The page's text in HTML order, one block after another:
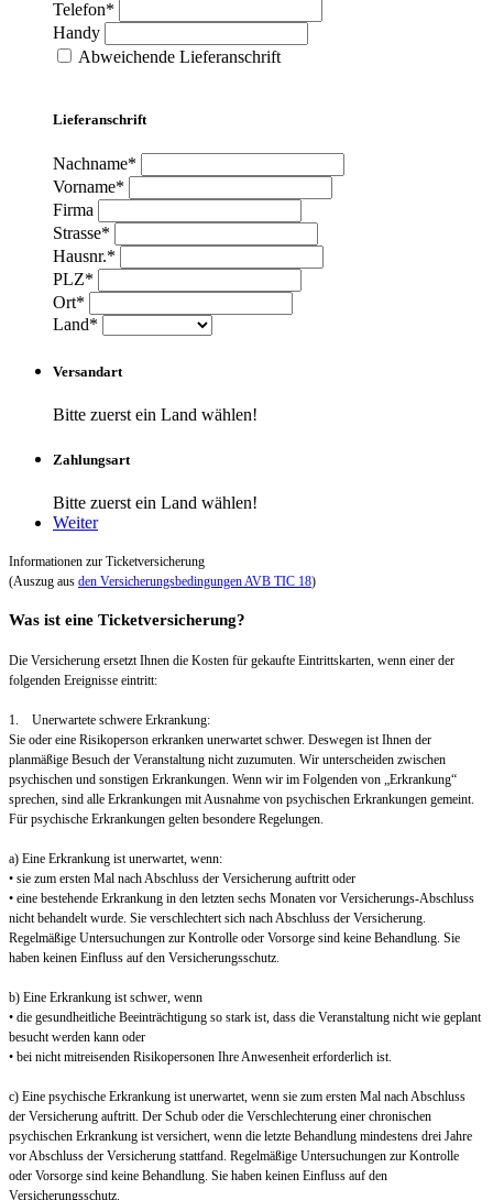
Telefon*
Handy
Abweichende Lieferanschrift
Lieferanschrift
Nachname*
Vorname*
Firma
Strasse*
Hausnr.*
PLZ*
Ort*
Land*
Versandart
Bitte zuerst ein Land wählen!
Zahlungsart
Bitte zuerst ein Land wählen!
Weiter
Informationen zur Ticketversicherung
(Auszug aus den Versicherungsbedingungen AVB TIC 18)
Was ist eine Ticketversicherung?
Die Versicherung ersetzt Ihnen die Kosten für gekaufte Eintrittskarten, wenn einer der
folgenden Ereignisse eintritt:
1. Unerwartete schwere Erkrankung:
Sie oder eine Risikoperson erkranken unerwartet schwer. Deswegen ist Ihnen der
planmäßige Besuch der Veranstaltung nicht zuzumuten. Wir unterscheiden zwischen
psychischen und sonstigen Erkrankungen. Wenn wir im Folgenden von „Erkrankung“
sprechen, sind alle Erkrankungen mit Ausnahme von psychischen Erkrankungen gemeint.
Für psychische Erkrankungen gelten besondere Regelungen.
a) Eine Erkrankung ist unerwartet, wenn:
• sie zum ersten Mal nach Abschluss der Versicherung auftritt oder
• eine bestehende Erkrankung in den letzten sechs Monaten vor Versicherungs-Abschluss
nicht behandelt wurde. Sie verschlechtert sich nach Abschluss der Versicherung.
Regelmäßige Untersuchungen zur Kontrolle oder Vorsorge sind keine Behandlung. Sie
haben keinen Einfluss auf den Versicherungsschutz.
b) Eine Erkrankung ist schwer, wenn
• die gesundheitliche Beeinträchtigung so stark ist, dass die Veranstaltung nicht wie geplant
besucht werden kann oder
• bei nicht mitreisenden Risikopersonen Ihre Anwesenheit erforderlich ist.
c) Eine psychische Erkrankung ist unerwartet, wenn sie zum ersten Mal nach Abschluss
der Versicherung auftritt. Der Schub oder die Verschlechterung einer chronischen
psychischen Erkrankung ist versichert, wenn die letzte Behandlung mindestens drei Jahre
vor Abschluss der Versicherung stattfand. Regelmäßige Untersuchungen zur Kontrolle
oder Vorsorge sind keine Behandlung. Sie haben keinen Einfluss auf den
Versicherungsschutz.